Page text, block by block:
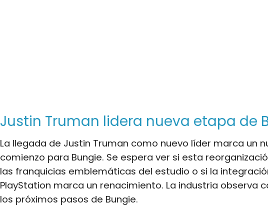
Justin Truman lidera nueva etapa de
La llegada de Justin Truman como nuevo líder marca un
comienzo para Bungie. Se espera ver si esta
las franquicias emblemáticas del estudio o si la
PlayStation marca un renacimiento. La industria observa
los próximos pasos de Bungie.